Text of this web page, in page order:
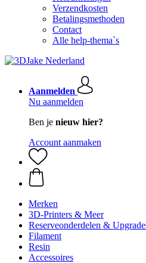
Verzendkosten
Betalingsmethoden
Contact
Alle help-thema`s
Aanmelden
Nu aanmelden
Ben je nieuw hier?
Account aanmaken
Merken
3D-Printers & Meer
Reserveonderdelen &
Filament
Resin
Accessoires